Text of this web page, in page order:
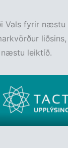
Vals fyrir
leiktíð.